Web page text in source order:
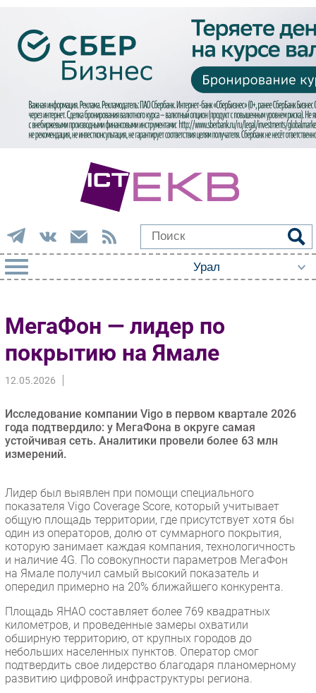
Импорто­замещение
Автоматизация Промышленности
Интернет
Фиксированная связь
Интеграция
Рынок ПК
Торговые сети
Оборудование
ПО
Outsourcing
Кадры
Регулирование
Финансы
Web
Безопасность
Инновации
МегаФон — лидер по
покрытию на Ямале
12.05.2026
Исследование компании Vigo в первом квартале 2026
года подтвердило: у МегаФона в округе самая
устойчивая сеть. Аналитики провели более 63 млн
измерений.
Лидер был выявлен при помощи специального
показателя Vigo Coverage Score, который учитывает
общую площадь территории, где присутствует хотя бы
один из операторов, долю от суммарного покрытия,
которую занимает каждая компания, технологичность
и наличие 4G. По совокупности параметров МегаФон
на Ямале получил самый высокий показатель и
опередил примерно на 20% ближайшего конкурента.
Площадь ЯНАО составляет более 769 квадратных
километров, и проведенные замеры охватили
обширную территорию, от крупных городов до
небольших населенных пунктов. Оператор смог
подтвердить свое лидерство благодаря планомерному
развитию цифровой инфраструктуры региона.